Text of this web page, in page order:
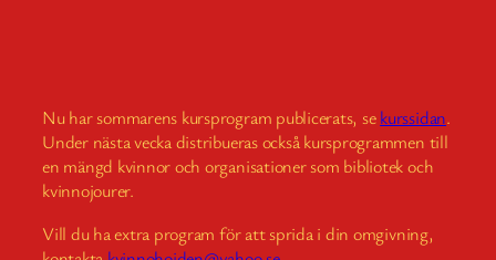
Nu har sommarens kursprogram publicerats, sekurssidan.
Under nästa vecka distribueras också kursprogrammen till
en mängd kvinnor och organisationer som bibliotek och
kvinnojourer.
Vill du ha extra program för att sprida i din omgivning,